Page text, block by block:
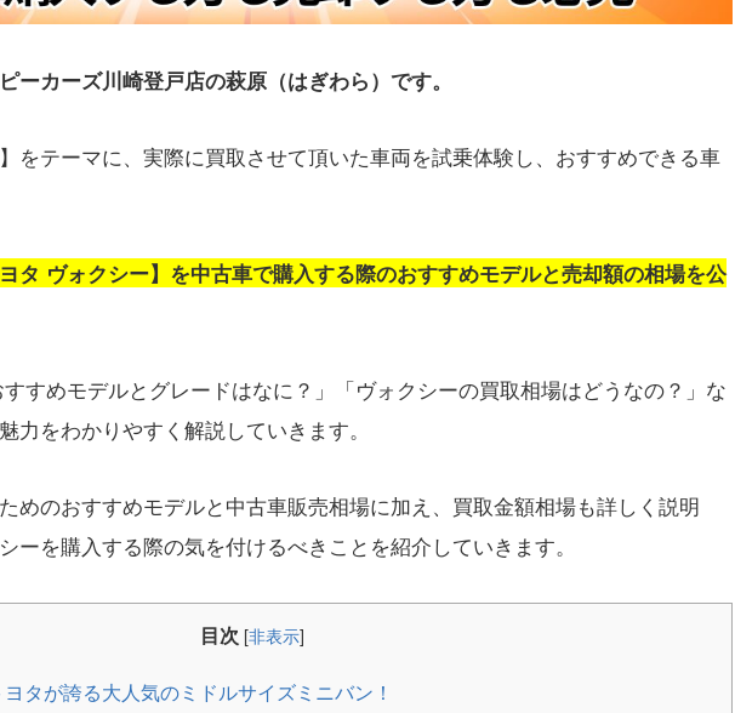
ーカーズ川崎登戸店の萩原（はぎわら）です。
をテーマに、実際に買取させて頂いた車両を試乗体験し、おすすめできる車
タ ヴォクシー】を中古車で購入する際のおすすめモデルと売却額の相場を公
すすめモデルとグレードはなに？」「ヴォクシーの買取相場はどうなの？」な
力をわかりやすく解説していきます。
めのおすすめモデルと中古車販売相場に加え、買取金額相場も詳しく説明
ーを購入する際の気を付けるべきことを紹介していきます。
目次 [非表示]
タが誇る大人気のミドルサイズミニバン！